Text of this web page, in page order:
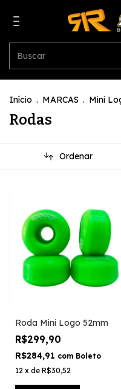
Início . MARCAS . Mini
Rodas
Ordenar
Roda Mini Logo 52mm
R$299,90
R$284,91 com Boleto
12 x de R$30,52